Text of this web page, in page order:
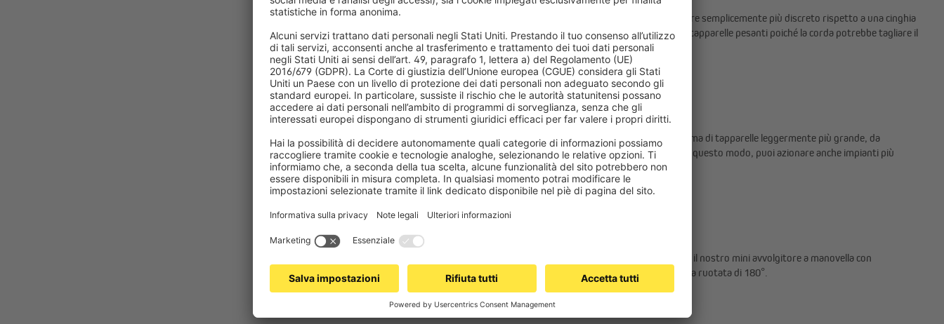
Gli avvolgitori di corda sono preferiti per sistemi di tapparelle piccole e leggere. Qui, il cordoncino appare semplicemente più discreto rispetto a una cinghia
di tapparelle decisamente più larga. Sconsigliamo l'uso di un avvolgitore di corda per l'azionamento di tapparelle pesanti poiché la corda potrebbe tagliare il
palmo delle mani durante il sollevamento.
Esiste una soluzione che richiede meno fatica?
Se vuoi applicare meno forza durante l'uso o stai cercando un avvolgitore di corda adatto per un sistema di tapparelle leggermente più grande, da
Jalousiescout trovi anche avvolgitori a corda con manovella con un rapporto di trasmissione di 3:1. In questo modo, puoi azionare anche impianti più
grandi senza problemi. La forza di tiro è di circa 30 kg.
Come si monta un avvolgitore di corda meccanico?
L'installazione del nostro mini avvolgitore a corda è semplice, basta fissarlo a vista sulla parete. Anche il nostro mini avvolgitore a manovella con
ingranaggi si monta sulla parete. Se desideri modificare la direzione di rotazione, puoi montare la cassa ruotata di 180°.